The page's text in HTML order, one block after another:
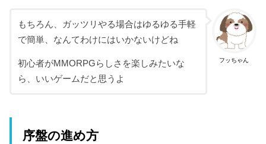
フッちゃん
もちろん、ガッツリやる場合はゆるゆる手軽
で簡単、なんてわけにはいかないけどね
初心者がMMORPGらしさを楽しみたいな
ら、いいゲームだと思うよ
序盤の進め方